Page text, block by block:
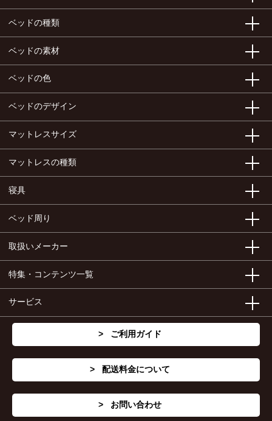
ベッドの種類
ベッドの素材
ベッドの色
ベッドのデザイン
マットレスサイズ
マットレスの種類
寝具
ベッド周り
取扱いメーカー
特集・コンテンツ一覧
サービス
ご利用ガイド
配送料金について
お問い合わせ